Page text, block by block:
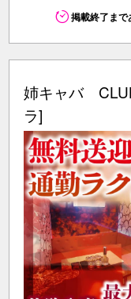
掲載終了まで
姉キャバ
ラ]